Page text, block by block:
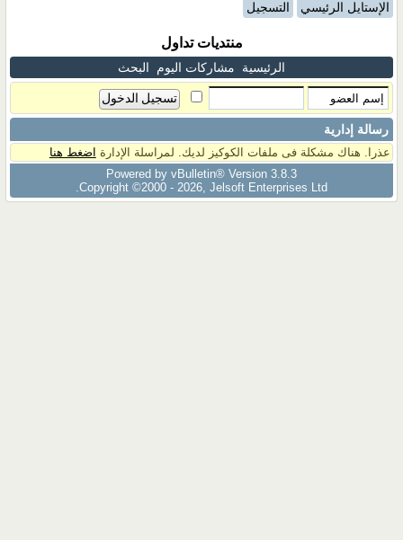
الإستايل الرئيسي التسجيل
منتديات تداول
الرئيسية مشاركات اليوم البحث
رسالة إدارية
عذرا. هناك مشكلة فى ملفات الكوكيز لديك. لمراسلة الإدارة اضغط هنا
Powered by vBulletin® Version 3.8.3
Copyright ©2000 - 2026, Jelsoft Enterprises Ltd.